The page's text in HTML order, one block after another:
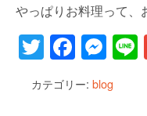
やっぱりお料理って、
T
wi
tt
F
a
c
M
e
ss
カテゴリー: blog